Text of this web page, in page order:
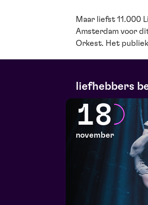
Maar liefst 11.000
Amsterdam voor
Orkest. Het
liefhebbers
18
november